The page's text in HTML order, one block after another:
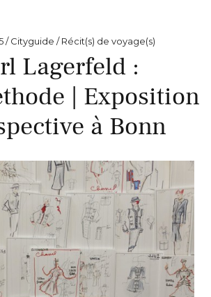
Cityguide / Récit(s) de voyage(s)
Lagerfeld :
| Exposition
à Bonn